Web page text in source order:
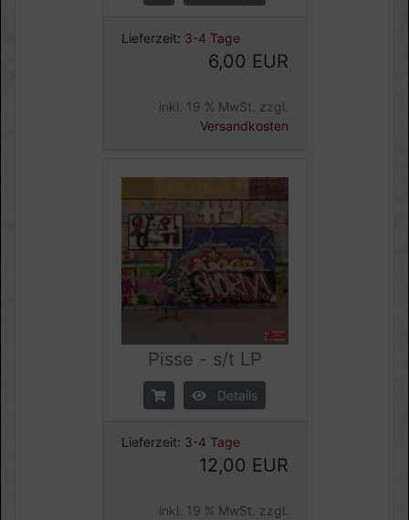
Lieferzeit: 3-4 Tage
6,00 EUR
inkl. 19 % MwSt. zzgl.
Versandkosten
Pisse - s/t LP
Details
Lieferzeit: 3-4 Tage
12,00 EUR
inkl. 19 % MwSt. zzgl.